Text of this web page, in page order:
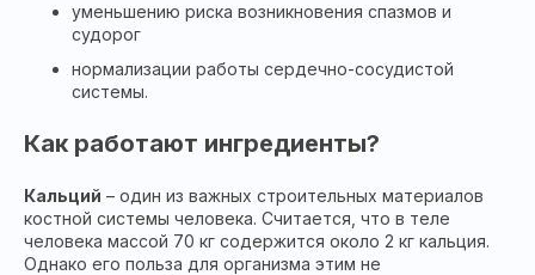
уменьшению риска возникновения спазмов и
судорог
нормализации работы сердечно-сосудистой
системы.
Как работают ингредиенты?
Кальций – один из важных строительных материалов
костной системы человека. Считается, что в теле
человека массой 70 кг содержится около 2 кг кальция.
Однако его польза для организма этим не